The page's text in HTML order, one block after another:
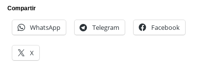
Compartir
WhatsApp Telegram Facebook
X